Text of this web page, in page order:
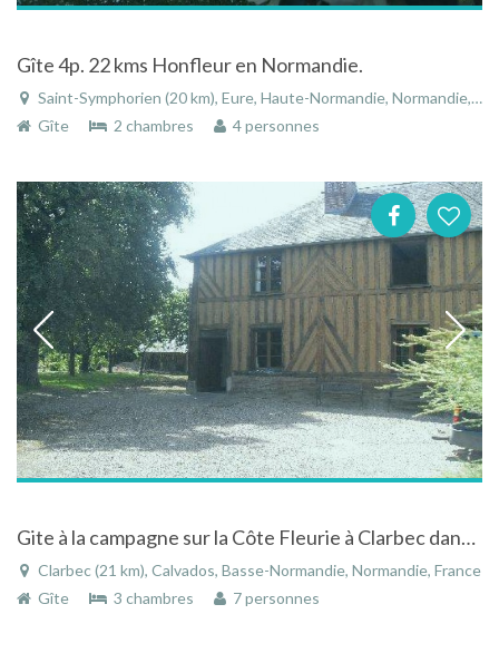
Gîte 4p. 22 kms Honfleur en Normandie.
Saint-Symphorien (20 km), Eure, Haute-Normandie, Normandie, France
Gîte
2 chambres 4 personnes
Gite à la campagne sur la Côte Fleurie à Clarbec dans le Calvados en Normandie
Clarbec (21 km), Calvados, Basse-Normandie, Normandie, France
Gîte
3 chambres 7 personnes